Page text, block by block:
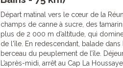
Départ matinal vers le cœur de la
champs de canne à sucre, des
plus de 2 000 m d’altitude, qui
de l'île. En redescendant, balade
berceau du peuplement de l’île.
L’après-midi, arrêt au Cap La